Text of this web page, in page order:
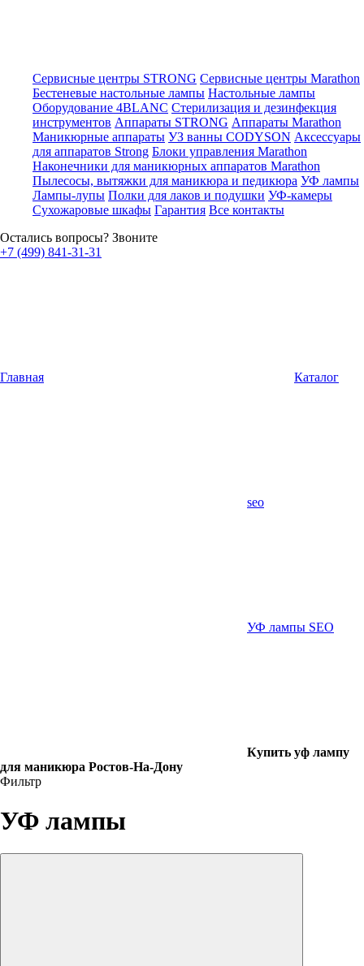
Сервисные центры STRONG Сервисные центры Marathon
Бестеневые настольные лампы Настольные лампы
Оборудование 4BLANC Стерилизация и дезинфекция
инструментов Аппараты STRONG Аппараты Marathon
Маникюрные аппараты УЗ ванны CODYSON Аксессуары
для аппаратов Strong Блоки управления Marathon
Наконечники для маникюрных аппаратов Marathon
Пылесосы, вытяжки для маникюра и педикюра УФ лампы
Лампы-лупы Полки для лаков и подушки УФ-камеры
Сухожаровые шкафы Гарантия Все контакты
Остались вопросы? Звоните
+7 (499) 841-31-31
Главная Каталог
seo
УФ лампы SEO
Купить уф лампу
для маникюра Ростов-На-Дону
Фильтр
УФ лампы